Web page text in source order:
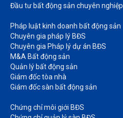
Đầu tư bất động sản chuyên nghiệp
Pháp luật kinh doanh bất động sản​
Chuyên gia pháp lý BĐS
Chuyên gia Pháp lý dự án BĐS
M&A Bất động sản​
Quản lý bất động sản
Giám đốc tòa nhà​
Giám đốc sàn bất động sản
Chứng chỉ môi giới BĐS​